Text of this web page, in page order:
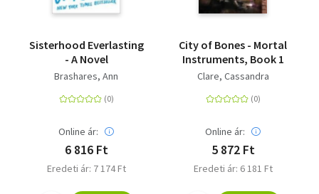
Sisterhood Everlasting
- A Novel
Brashares, Ann
Online ár:
6 816 Ft
Eredeti ár: 7 174 Ft
City of Bones - Mortal
Instruments, Book 1
Clare, Cassandra
Online ár:
5 872 Ft
Eredeti ár: 6 181 Ft